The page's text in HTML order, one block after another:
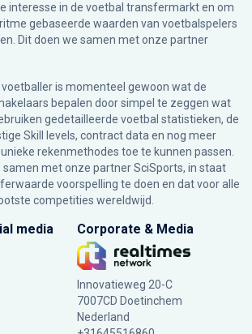
interesse in de voetbal transfermarkt en om
gebaseerde waarden van voetbalspelers
Dit doen we samen met onze partner
voetballer is momenteel gewoon wat de
bepalen door simpel te zeggen wat
gedetailleerde voetbal statistieken, de
Skill levels, contract data en nog meer
rekenmethodes toe te kunnen passen.
samen met onze partner SciSports, in staat
voorspelling te doen en dat voor alle
competities wereldwijd.
media Corporate & Media
Innovatieweg 20-C
7007CD Doetinchem
Nederland